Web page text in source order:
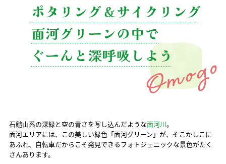
石鎚山系の深緑と空の青さを写し込んだような面河川。
面河エリアには、この美しい緑色「面河グリーン」が、そこかしこに
あふれ、自転車だからこそ発見できるフォトジェニックな景色がたく
さんあります。